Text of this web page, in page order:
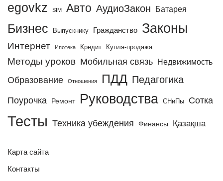
egovkz SIM Авто АудиоЗакон Батарея
Бизнес Выпускнику Гражданство Законы
Интернет Ипотека Кредит Купля-продажа
Методы уроков Мобильная связь Недвижимость
Образование Отношения ПДД Педагогика
Поурочка Ремонт Руководства СНиПы Сотка
Тесты Техника убеждения Финансы Қазақша
Карта сайта
Контакты